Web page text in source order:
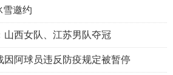
雪邀约
山西女队、江苏男队夺冠
因阿球员违反防疫规定被暂停